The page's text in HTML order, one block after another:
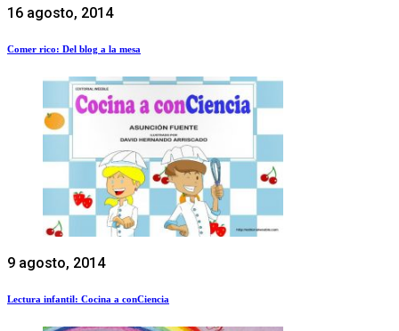
16 agosto, 2014
Comer rico: Del blog a la mesa
9 agosto, 2014
Lectura infantil: Cocina a conCiencia